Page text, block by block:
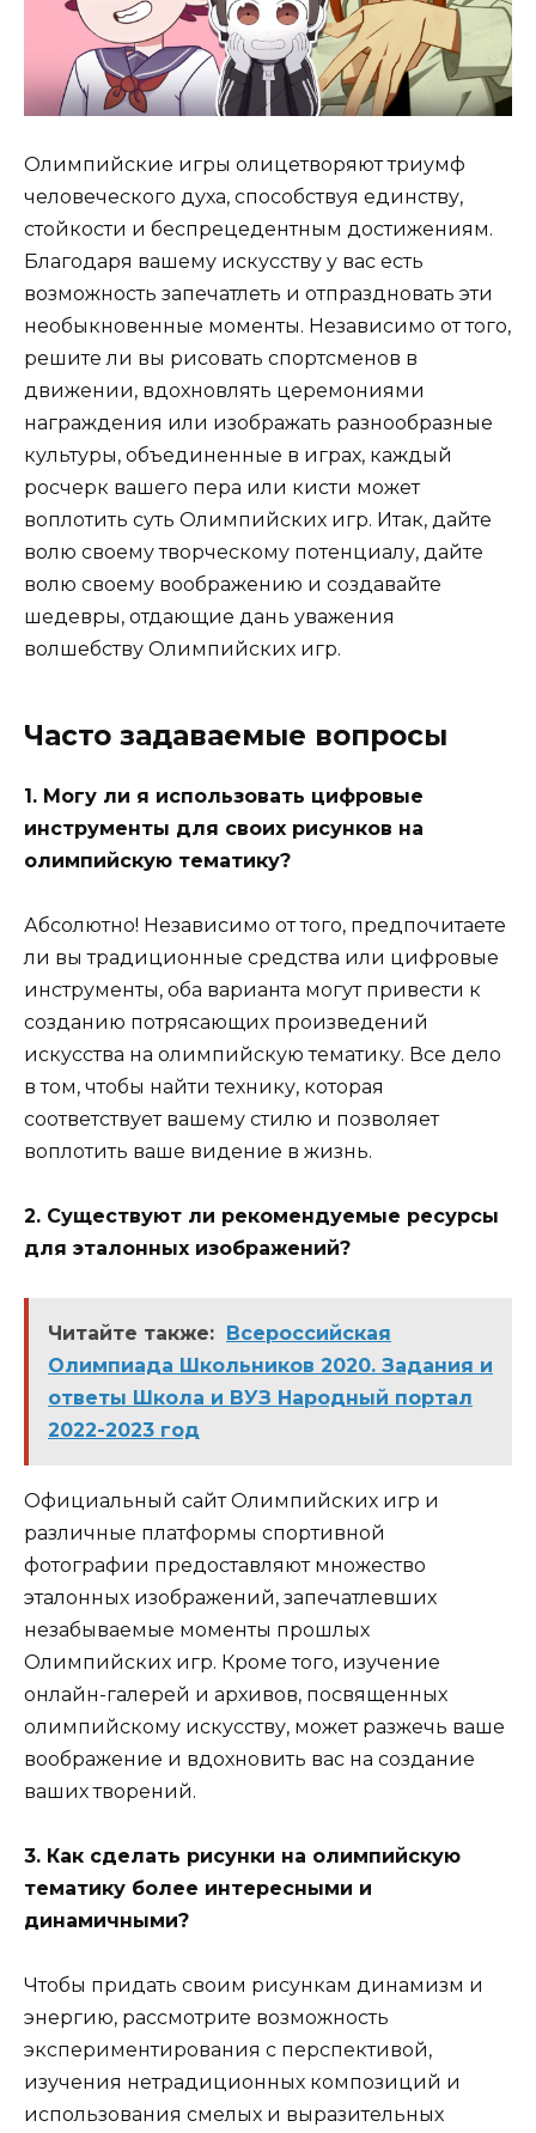
Олимпийские игры олицетворяют триумф
человеческого духа, способствуя единству,
стойкости и беспрецедентным достижениям.
Благодаря вашему искусству у вас есть
возможность запечатлеть и отпраздновать эти
необыкновенные моменты. Независимо от того,
решите ли вы рисовать спортсменов в
движении, вдохновлять церемониями
награждения или изображать разнообразные
культуры, объединенные в играх, каждый
росчерк вашего пера или кисти может
воплотить суть Олимпийских игр. Итак, дайте
волю своему творческому потенциалу, дайте
волю своему воображению и создавайте
шедевры, отдающие дань уважения
волшебству Олимпийских игр.
Часто задаваемые вопросы
1. Могу ли я использовать цифровые
инструменты для своих рисунков на
олимпийскую тематику?
Абсолютно! Независимо от того, предпочитаете
ли вы традиционные средства или цифровые
инструменты, оба варианта могут привести к
созданию потрясающих произведений
искусства на олимпийскую тематику. Все дело
в том, чтобы найти технику, которая
соответствует вашему стилю и позволяет
воплотить ваше видение в жизнь.
2. Существуют ли рекомендуемые ресурсы
для эталонных изображений?
Читайте также: Всероссийская
Олимпиада Школьников 2020. Задания и
ответы Школа и ВУЗ Народный портал
2022-2023 год
Официальный сайт Олимпийских игр и
различные платформы спортивной
фотографии предоставляют множество
эталонных изображений, запечатлевших
незабываемые моменты прошлых
Олимпийских игр. Кроме того, изучение
онлайн-галерей и архивов, посвященных
олимпийскому искусству, может разжечь ваше
воображение и вдохновить вас на создание
ваших творений.
3. Как сделать рисунки на олимпийскую
тематику более интересными и
динамичными?
Чтобы придать своим рисункам динамизм и
энергию, рассмотрите возможность
экспериментирования с перспективой,
изучения нетрадиционных композиций и
использования смелых и выразительных